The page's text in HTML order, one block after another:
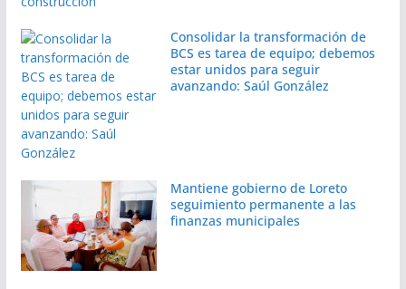
Consolidar la transformación de
BCS es tarea de equipo; debemos
estar unidos para seguir
avanzando: Saúl González
Mantiene gobierno de Loreto
seguimiento permanente a las
finanzas municipales